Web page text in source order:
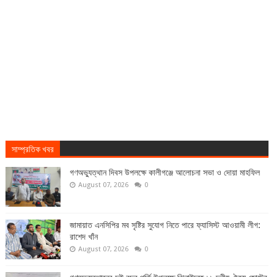
সাম্প্রতিক খবর
গণঅভ্যুত্থান দিবস উপলক্ষে কালীগঞ্জে আলোচনা সভা ও দোয়া মাহফিল
August 07, 2026 0
জামায়াত এনসিপির মব সৃষ্টির সুযোগ নিতে পারে ফ্যাসিস্ট আওয়ামী লীগ:
রাশেদ খাঁন
August 07, 2026 0